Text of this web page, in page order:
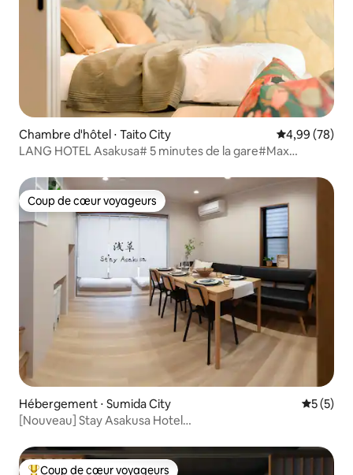
Chambre d'hôtel ⋅ Taito City Évaluation
4,99 (78)
LANG HOTEL Asakusa# 5 minutes de la gare#Max
Coup de cœur voyageurs
Coup de cœur voyageurs
Hébergement ⋅ Sumida City
5 (5)
[Nouveau] Stay Asakusa Hotel
Coup de cœur voyageurs